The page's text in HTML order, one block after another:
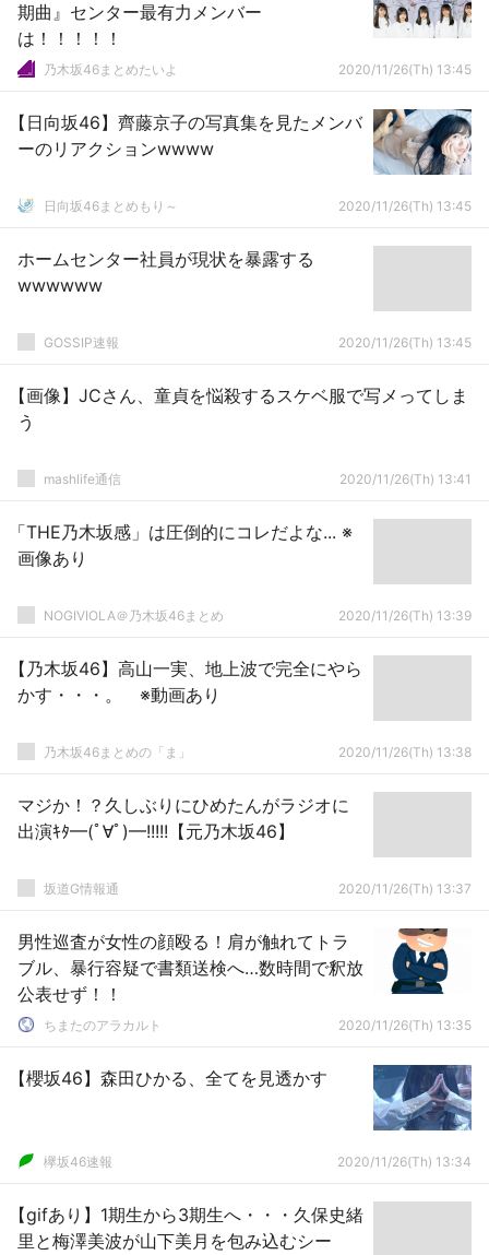
期曲』センター最有力メンバー
は！！！！！
乃木坂46まとめたいよ 2020/11/26(Th) 13:45
【日向坂46】齊藤京子の写真集を見たメンバ
ーのリアクションwwww
日向坂46まとめもり～ 2020/11/26(Th) 13:45
ホームセンター社員が現状を暴露する
wwwwww
GOSSIP速報 2020/11/26(Th) 13:45
【画像】JCさん、童貞を悩殺するスケベ服で写メってしま
う
mashlife通信 2020/11/26(Th) 13:41
「THE乃木坂感」は圧倒的にコレだよな... ※
画像あり
NOGIVIOLA＠乃木坂46まとめ 2020/11/26(Th) 13:39
【乃木坂46】高山一実、地上波で完全にやら
かす・・・。 ※動画あり
乃木坂46まとめの「ま」 2020/11/26(Th) 13:38
マジか！？久しぶりにひめたんがラジオに
出演ｷﾀ━(ﾟ∀ﾟ)━!!!!!【元乃木坂46】
坂道G情報通 2020/11/26(Th) 13:37
男性巡査が女性の顔殴る！肩が触れてトラ
ブル、暴行容疑で書類送検へ…数時間で釈放
公表せず！！
ちまたのアラカルト 2020/11/26(Th) 13:35
【櫻坂46】森田ひかる、全てを見透かす
欅坂46速報 2020/11/26(Th) 13:34
【gifあり】1期生から3期生へ・・・久保史緒
里と梅澤美波が山下美月を包み込むシー